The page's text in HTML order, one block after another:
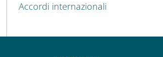
Accordi internazionali